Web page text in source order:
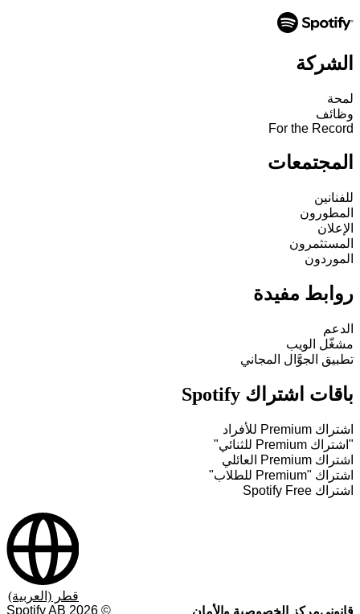
الشركة
لمحة
وظائف
For the Record
المجتمعات
للفنانين
المطورون
الإعلان
المستثمرون
الموردون
روابط مفيدة
الدعم
مشغّل الويب
تطبيق الجوَّال المجاني
باقات اشتراك Spotify
اشتراك Premium للأفراد
"اشتراك Premium للثنائي"
اشتراك Premium العائلي
اشتراك "Premium للطلاب"
اشتراك Spotify Free
قانونيمركز الخصوصية والأمان ©
2026
قطر (العربية)